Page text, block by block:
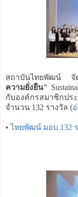
สถาบันไทยพัฒน์ จั
ความยั่งยืน"
กับองค์กรสมาชิกปร
จำนวน 132 รางวัล (
•ไทยพัฒน์ มอบ 132